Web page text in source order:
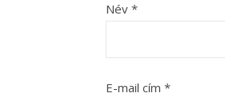
Név *
E-mail cím *